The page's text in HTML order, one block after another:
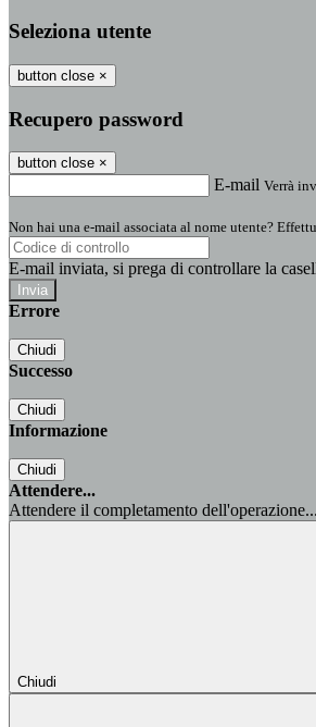
Seleziona utente
button close ×
Recupero password
button close ×
E-mail Verrà
Non hai una e-mail associata al nome utente?
E-mail inviata, si prega di controllare la
Errore
Chiudi
Successo
Chiudi
Informazione
Chiudi
Attendere...
Attendere il completamento dell'operazione...
Chiudi